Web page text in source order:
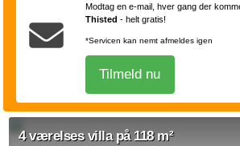
Modtag en e-mail, hver gang der
Thisted - helt gratis!
*Servicen kan nemt afmeldes igen
Tilmeld nu
4 værelses villa på 118 m²